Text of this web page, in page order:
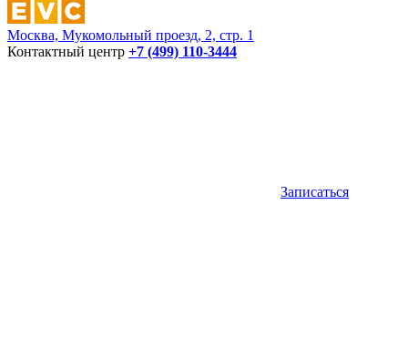
Москва, Мукомольный проезд, 2, стр. 1
Контактный центр +7 (499) 110-3444
Записаться